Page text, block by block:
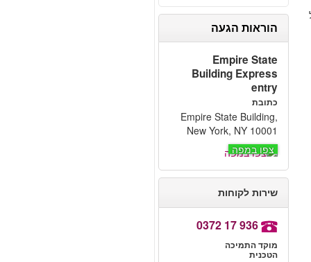
הוראות הגעה
Empire State
Building Express
entry
כתובת
Empire State Building,
New York, NY 10001
צפו במפה
שירות לקוחות
0372 17 936
מוקד התמיכה
הטכנית